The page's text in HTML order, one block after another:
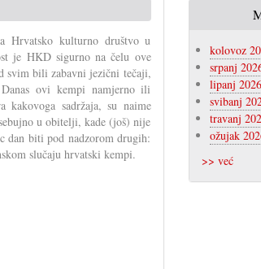
Hrvatsko kulturno društvo u
je HKD sigurno na čelu ove
svim bili zabavni jezični tečaji,
ovi kempi namjerno ili
kakovoga sadržaja, su naime
u obitelji, kade (još) nije
dan biti pod nadzorom drugih:
slučaju hrvatski kempi.
kolovoz
srpanj
lipanj 2026
svibanj
travanj
ožujak
>> već